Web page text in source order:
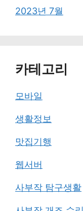
2023년 7월
카테고리
모바일
생활정보
맛집기행
웹서버
사부작 탐구생활